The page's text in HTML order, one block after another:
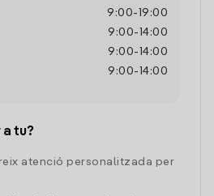
9:00- 19:00
9:00- 14:00
9:00- 14:00
9:00- 14:00
a tu?
atenció personalitzada per